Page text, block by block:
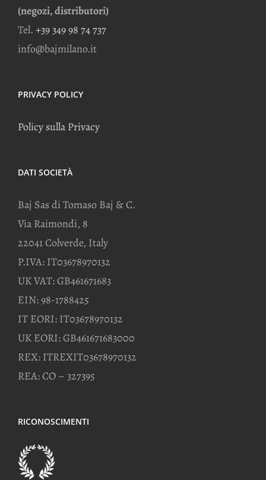
(negozi, distributori)
Tel. +39 349 98 74 737
info@bajmilano.it
PRIVACY POLICY
Policy sulla Privacy
DATI SOCIETÀ
Baj Sas di Tomaso Baj & C.
Via Raimondi, 8
22041 Colverde, Italy
P.IVA: IT03678970132
UK VAT: GB461671683
EIN: 98-1788425
IT EORI: IT03678970132
UK EORI: GB461671683000
REX: ITREXIT03678970132
REA: CO – 327395
RICONOSCIMENTI